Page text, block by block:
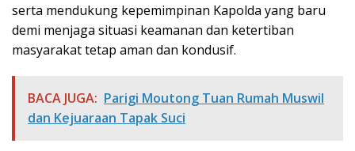
serta mendukung kepemimpinan Kapolda yang baru
demi menjaga situasi keamanan dan ketertiban
masyarakat tetap aman dan kondusif.
BACA JUGA: Parigi Moutong Tuan Rumah Muswil
dan Kejuaraan Tapak Suci